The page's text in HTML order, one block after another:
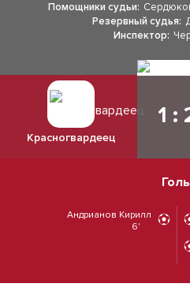
Помощники судьи:
Резервный судья:
Инспектор:
Красногвардеец
1 :
Андрианов Кирилл
6'